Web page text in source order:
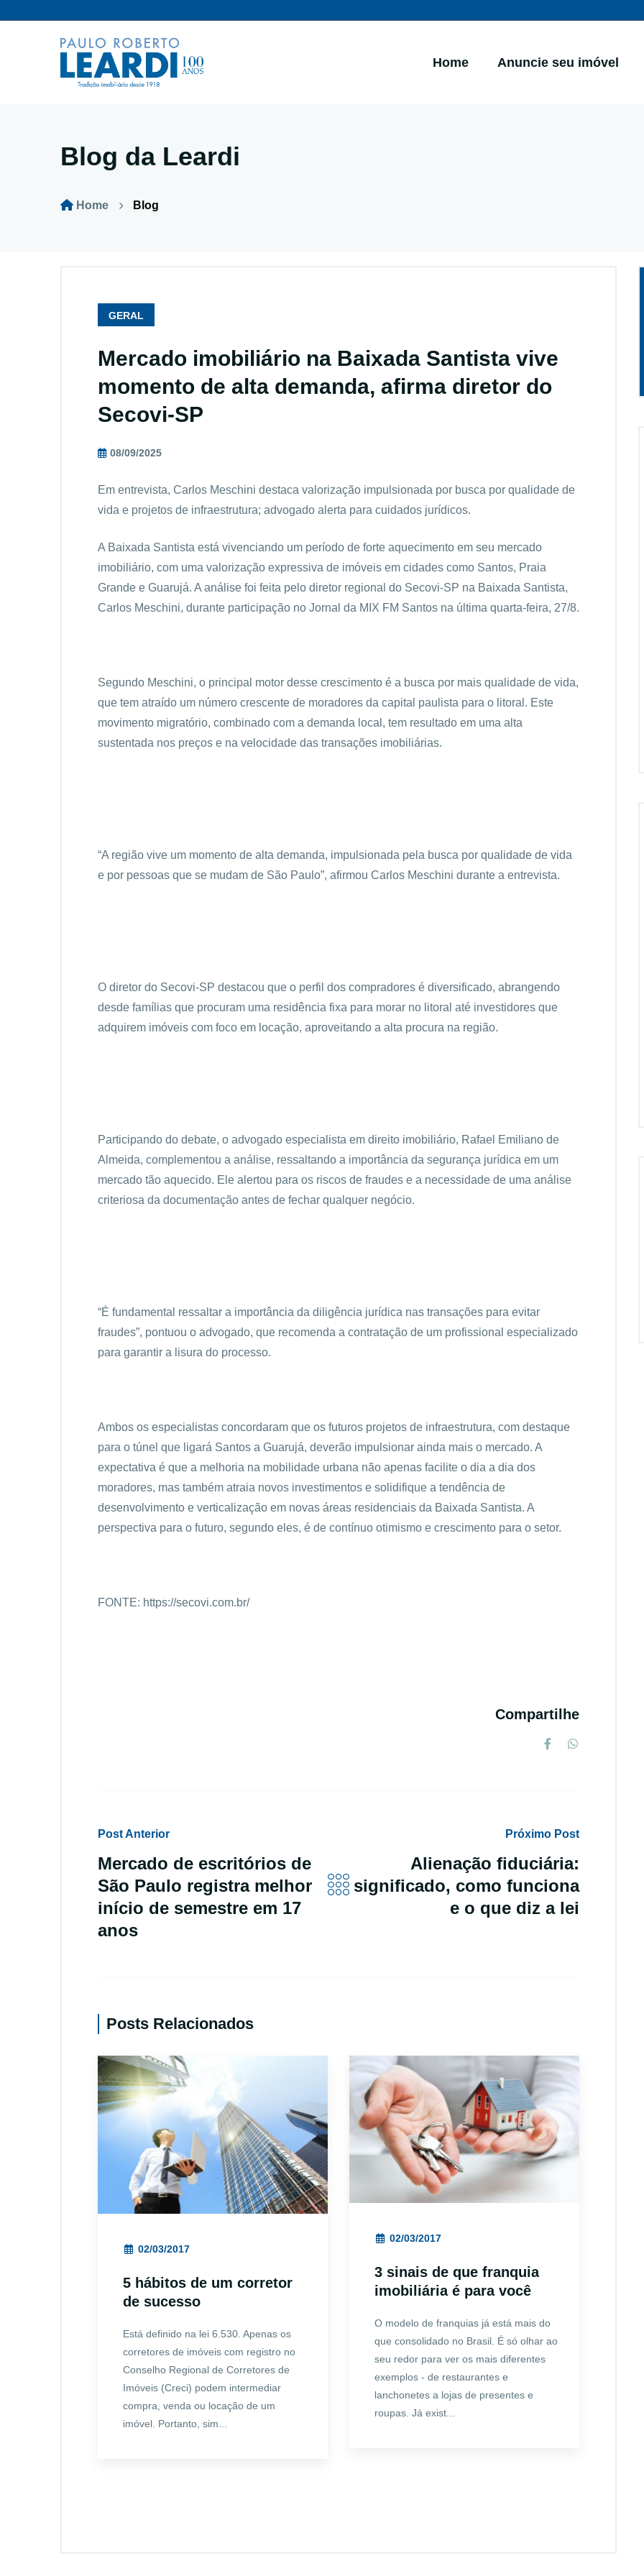
Home Anuncie seu imóvel
Blog da Leardi
Home Blog
GERAL
Mercado imobiliário na Baixada Santista vive
momento de alta demanda, afirma diretor do
Secovi-SP
08/09/2025
Em entrevista, Carlos Meschini destaca valorização impulsionada por busca por qualidade de
vida e projetos de infraestrutura; advogado alerta para cuidados jurídicos.
A Baixada Santista está vivenciando um período de forte aquecimento em seu mercado
imobiliário, com uma valorização expressiva de imóveis em cidades como Santos, Praia
Grande e Guarujá. A análise foi feita pelo diretor regional do Secovi-SP na Baixada Santista,
Carlos Meschini, durante participação no Jornal da MIX FM Santos na última quarta-feira, 27/8.
Segundo Meschini, o principal motor desse crescimento é a busca por mais qualidade de vida,
que tem atraído um número crescente de moradores da capital paulista para o litoral. Este
movimento migratório, combinado com a demanda local, tem resultado em uma alta
sustentada nos preços e na velocidade das transações imobiliárias.
“A região vive um momento de alta demanda, impulsionada pela busca por qualidade de vida
e por pessoas que se mudam de São Paulo”, afirmou Carlos Meschini durante a entrevista.
O diretor do Secovi-SP destacou que o perfil dos compradores é diversificado, abrangendo
desde famílias que procuram uma residência fixa para morar no litoral até investidores que
adquirem imóveis com foco em locação, aproveitando a alta procura na região.
Participando do debate, o advogado especialista em direito imobiliário, Rafael Emiliano de
Almeida, complementou a análise, ressaltando a importância da segurança jurídica em um
mercado tão aquecido. Ele alertou para os riscos de fraudes e a necessidade de uma análise
criteriosa da documentação antes de fechar qualquer negócio.
“É fundamental ressaltar a importância da diligência jurídica nas transações para evitar
fraudes”, pontuou o advogado, que recomenda a contratação de um profissional especializado
para garantir a lisura do processo.
Ambos os especialistas concordaram que os futuros projetos de infraestrutura, com destaque
para o túnel que ligará Santos a Guarujá, deverão impulsionar ainda mais o mercado. A
expectativa é que a melhoria na mobilidade urbana não apenas facilite o dia a dia dos
moradores, mas também atraia novos investimentos e solidifique a tendência de
desenvolvimento e verticalização em novas áreas residenciais da Baixada Santista. A
perspectiva para o futuro, segundo eles, é de contínuo otimismo e crescimento para o setor.
FONTE: https://secovi.com.br/
Compartilhe
Post Anterior
Mercado de escritórios de
São Paulo registra melhor
início de semestre em 17
anos
Próximo Post
Alienação fiduciária:
significado, como funciona
e o que diz a lei
Posts Relacionados
02/03/2017
5 hábitos de um corretor
de sucesso
Está definido na lei 6.530. Apenas os
corretores de imóveis com registro no
Conselho Regional de Corretores de
Imóveis (Creci) podem intermediar
compra, venda ou locação de um
imóvel. Portanto, sim...
02/03/2017
3 sinais de que franquia
imobiliária é para você
O modelo de franquias já está mais do
que consolidado no Brasil. É só olhar ao
seu redor para ver os mais diferentes
exemplos - de restaurantes e
lanchonetes a lojas de presentes e
roupas. Já exist...